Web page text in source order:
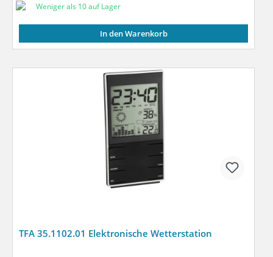
Weniger als 10 auf Lager
In den Warenkorb
TFA 35.1102.01 Elektronische Wetterstation